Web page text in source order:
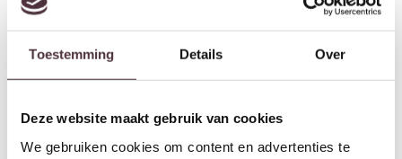
Toestemming Details Over
Deze website maakt gebruik van cookies
We gebruiken cookies om content en advertenties te